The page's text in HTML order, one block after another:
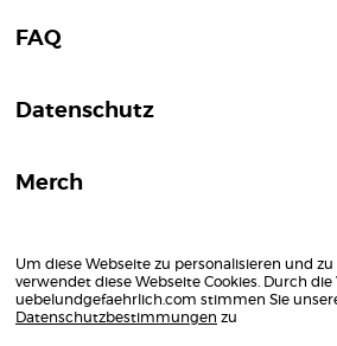
FAQ
Datenschutz
Merch
Um diese Webseite zu personalisieren und zu
verwendet diese Webseite Cookies. Durch
uebelundgefaehrlich.com stimmen Sie
Datenschutzbestimmungen zu